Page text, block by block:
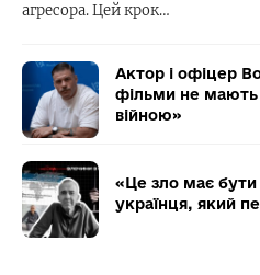
агресора. Цей крок…
Актор і офіцер
фільми не мають
війною»
«Це зло має
українця, який